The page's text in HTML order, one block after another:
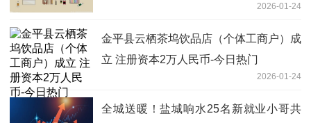
2026-01-24
金平县云栖茶坞饮品店（个体工商户）成
立 注册资本2万人民币-今日热门
2026-01-24
全城送暖！盐城响水25名新就业小哥共